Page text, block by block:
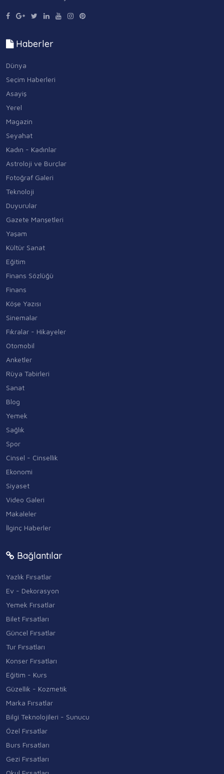
Haberler
Dünya
Seçim Haberleri
Asayiş
Yerel
Magazin
Seyahat
Kadın - Kadınlar
Astroloji ve Burçlar
Fotoğraf Galeri
Teknoloji
Duyurular
Gazete Manşetleri
Yaşam
Kültür Sanat
Eğitim
Finans Sözlüğü
Finans
Köşe Yazısı
Sinemalar
Fıkralar - Hikayeler
Otomobil
Anketler
Rüya Tabirleri
Sanat
Blog
Yemek
Sağlık
Spor
Cinsel - Cinsellik
Ekonomi
Siyaset
Video Galeri
Makaleler
İlginç Haberler
Bağlantılar
Yazlık Fırsatlar
Ev - Dekorasyon
Yemek Fırsatlar
Bilet Fırsatları
Güncel Fırsatlar
Tur Fırsatları
Konser Fırsatları
Eğitim - Kurs
Güzellik - Kozmetik
Marka Fırsatlar
Bilgi Teknolojileri - Sunucu
Özel Fırsatlar
Burs Fırsatları
Gezi Fırsatları